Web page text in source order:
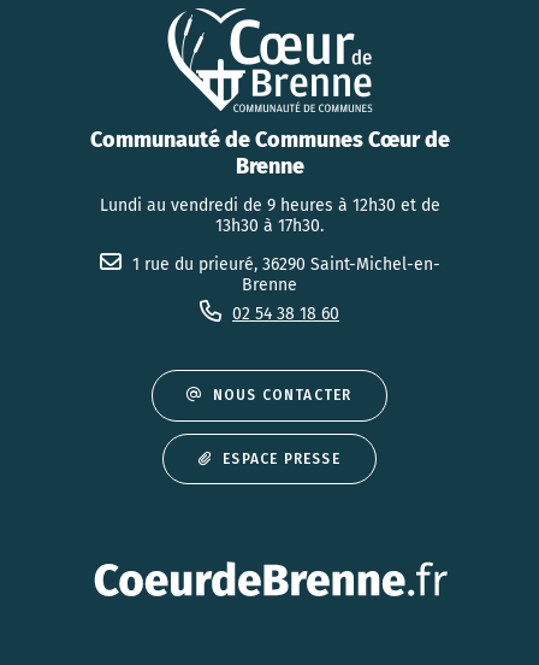
Communauté de Communes Cœur de
Brenne
Lundi au vendredi de 9 heures à 12h30 et de
13h30 à 17h30.
1 rue du prieuré, 36290 Saint-Michel-en-
Brenne
02 54 38 18 60
NOUS CONTACTER
ESPACE PRESSE